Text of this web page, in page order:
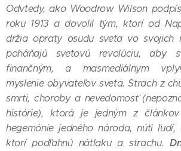
Odvtedy, ako Woodrow Wilson
roku 1913 a dovolil tým, ktorí od
držia opraty osudu sveta vo svojich
poháňajú svetovú revolúciu, aby
finančným, a masmediálnym
myslenie obyvateľov sveta. Strach z
smrti, choroby a nevedomosť
histórie), ktorá je jedným z
hegemónie jedného národa, núti
ktorí podľahnú nátlaku a strachu.